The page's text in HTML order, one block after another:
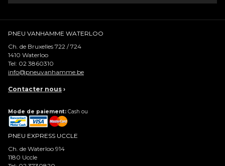
PNEU VANHAMME WATERLOO
Ch. de Bruxelles 722 / 724
1410 Waterloo
Tel: 02 3860310
info@pneuvanhamme.be
Contacter nous ›
Mode de paiement: Cash ou
PNEU EXPRESS UCCLE
Ch. de Waterloo 914
1180 Uccle